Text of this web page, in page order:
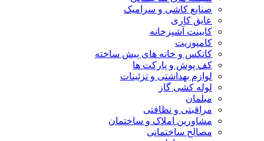
صنایع کاشی و سرامیک
عایق کاری
کابینت آشپزخانه
کامپوزیت
کانکس و خانه های پیش ساخته
کف پوش و پارکت ها
لوازم بهداشتی و تزئینات
لوله کشی گاز
مبلمان
مراقبتی و نظافتی
مشاورین املاک و ساختمان
مصالح ساختمانی